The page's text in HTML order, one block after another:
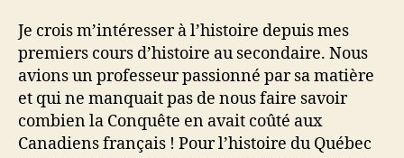
Je crois m’intéresser à l’histoire depuis mes
premiers cours d’histoire au secondaire. Nous
avions un professeur passionné par sa matière
et qui ne manquait pas de nous faire savoir
combien la Conquête en avait coûté aux
Canadiens français ! Pour l’histoire du Québec